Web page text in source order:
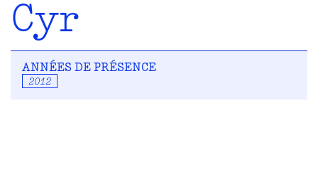
Cyr
ANNÉES DE PRÉSENCE
2012